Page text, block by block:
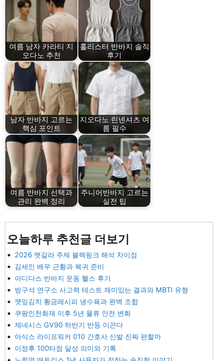
여름 남자 카라티 지
오다노 추천
홀리스터 반바지 솔직
후기
남자 반바지 고르는
핵심 포인트
지오다노 린넨셔츠 여
름 필수
여름 반바지 선택과
관리 완벽 정리
주니어반바지 고르는
실전 팁
오늘하루 추천글 더보기
2026 멧갈라 주제 블랙핑크 해석 차이점
김세인 배우 근황과 복귀 준비
아디다스 반바지 운동 헬스 후기
방구석 연구소 사고력 테스트 재미있는 결과와 MBTI 유형
깻잎김치 황금레시피 냉수육과 완벽 조합
쿠팡인천화재 이후 5년 물류 안전 변화
제네시스 GV90 하반기 반등 이끈다
아식스 라이프워커 010 간호사 신발 진짜 편할까
이정후 100타점 달성 의미와 기록